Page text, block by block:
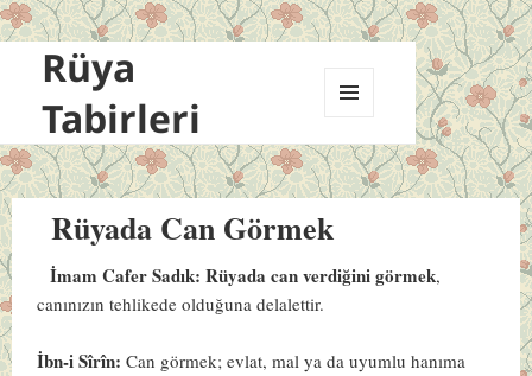
Rüya
Tabirleri
VE
BILEŞENLER
Rüyada Can Görmek
İmam Cafer Sadık: Rüyada can verdiğini görmek,
canınızın tehlikede olduğuna delalettir.
İbn-i Sîrîn: Can görmek; evlat, mal ya da uyumlu hanıma